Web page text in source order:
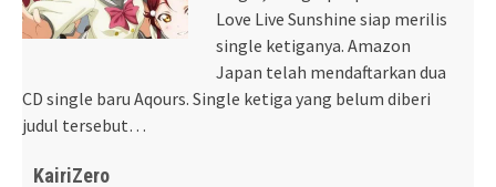
Love Live Sunshine siap merilis
single ketiganya. Amazon
Japan telah mendaftarkan dua
CD single baru Aqours. Single ketiga yang belum diberi
judul tersebut…
KairiZero